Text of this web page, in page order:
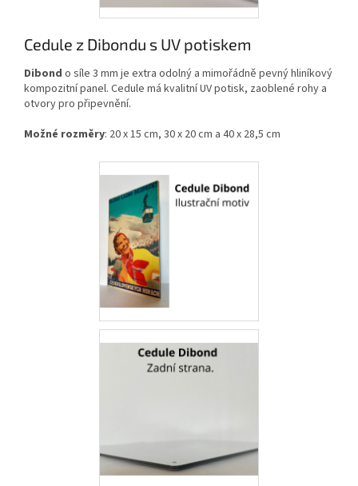
Cedule z Dibondu s UV potiskem
Dibond o síle 3 mm je extra odolný a mimořádně pevný hliníkový
kompozitní panel. Cedule má kvalitní UV potisk, zaoblené rohy a
otvory pro připevnění.
Možné rozměry: 20 x 15 cm, 30 x 20 cm a 40 x 28,5 cm